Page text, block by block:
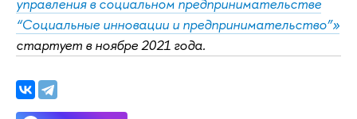
управления в социальном предпринимательстве
“Социальные инновации и предпринимательство”»
стартует в ноябре 2021 года.